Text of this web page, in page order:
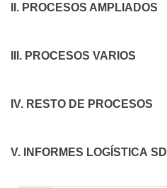
II. PROCESOS AMPLIADOS
III. PROCESOS VARIOS
IV. RESTO DE PROCESOS
V. INFORMES LOGÍSTICA SD